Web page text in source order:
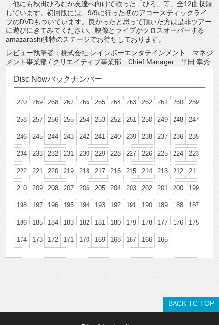
他にも秋田ひろむが友達へ向けて歌った「ひろ」等、全12曲収録
しています。初回版には、9/9に行った初のアコースティックライ
ブのDVDもついています。良かったと思って頂いた方は是非ツアー
に遊びにきてみてください。映像とライブがクロスオーバーする
amazarashi独特のステージでお待ちしております。
レビュー執筆者：株式会社 レインボーエンタテインメント マネジ
メント事業部 / クリエイティブ事業部 Chief Manager 平田 幸秀
Disc Nowバックナンバー
270 269 268 267 266 265 264 263 262 261 260 259
258 257 256 255 254 253 252 251 250 249 248 247
246 245 244 243 242 241 240 239 238 237 236 235
234 233 232 231 230 229 228 227 226 225 224 223
222 221 220 219 218 217 216 215 214 213 212 211
210 209 208 207 206 205 204 203 202 201 200 199
198 197 196 195 194 193 192 191 190 189 188 187
186 185 184 183 182 181 180 179 178 177 176 175
174 173 172 171 170 169 168 167 166 165
BACK TO TOP